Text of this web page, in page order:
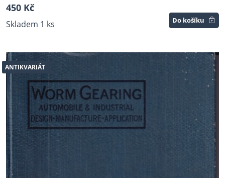
450 Kč
Skladem 1 ks Do košíku
ANTIKVARIÁT